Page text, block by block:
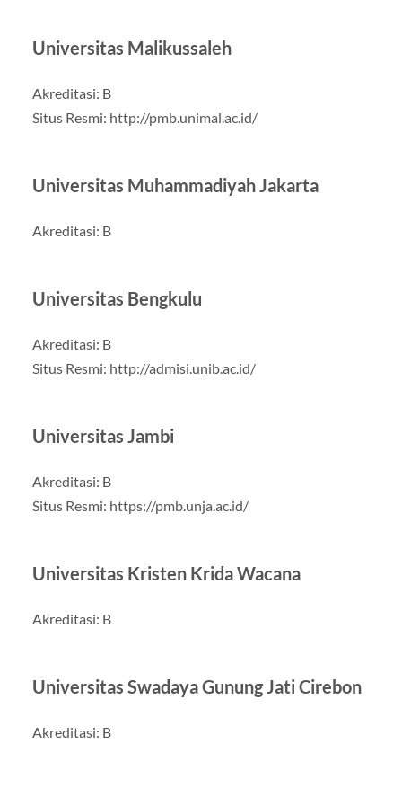
Universitas Malikussaleh
Akreditasi: B
Situs Resmi: http://pmb.unimal.ac.id/
Universitas Muhammadiyah Jakarta
Akreditasi: B
Universitas Bengkulu
Akreditasi: B
Situs Resmi: http://admisi.unib.ac.id/
Universitas Jambi
Akreditasi: B
Situs Resmi: https://pmb.unja.ac.id/
Universitas Kristen Krida Wacana
Akreditasi: B
Universitas Swadaya Gunung Jati Cirebon
Akreditasi: B